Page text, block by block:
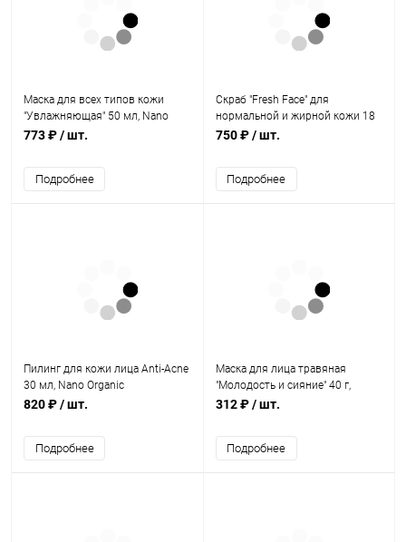
Маска для всех типов кожи
"Увлажняющая" 50 мл, Nano
Organic
773 ₽/ шт.
Подробнее
Скраб "Fresh Face" для
нормальной и жирной кожи 18
г, БиоБьюти
750 ₽/ шт.
Подробнее
Пилинг для кожи лица Anti-Acne
30 мл, Nano Organic
820 ₽/ шт.
Подробнее
Маска для лица травяная
"Молодость и сияние" 40 г,
Indibird
312 ₽/ шт.
Подробнее